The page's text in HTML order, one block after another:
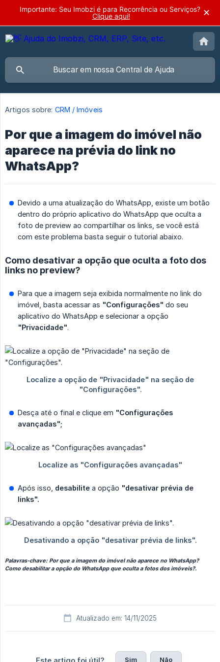
Importante: Seu Imobzi é para Recorrência ou Serviços?
Clique aqui!
✕
Artigos sobre: CRM / Imóveis
Por que a imagem do imóvel não
aparece na prévia do link no
WhatsApp?
Devido a uma atualização do WhatsApp, existe um botão
dentro do próprio aplicativo do WhatsApp que oculta a
foto de preview ao compartilhar os links, se você está
com este problema basta seguir o tutorial abaixo.
Como desativar a opção que oculta a foto dos
links no preview?
Para que a imagem seja exibida normalmente no link do
imóvel, basta acessar as "Configurações" do seu
aplicativo do WhatsApp e selecionar a opção
"Privacidade".
Desça até o final e clique em "Configurações
avançadas";
Após isso, desabilite a opção "desativar prévia de
links".
Palavras-chave: Por que a imagem do imóvel não aparece no WhatsApp?
Como desabilitar a opção do WhatsApp que oculta a fotos dos imóveis?.
Atualizado em: 14/11/2025
Este artigo foi útil? Sim Não